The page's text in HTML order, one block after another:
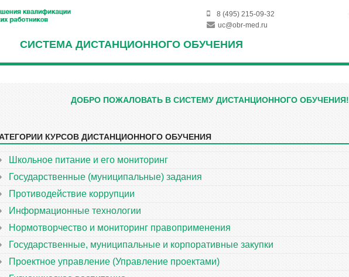
8 (495) 215-09-32
uc@obr-med.ru
СИСТЕМА ДИСТАНЦИОННОГО ОБУЧЕНИЯ
ДОБРО ПОЖАЛОВАТЬ В СИСТЕМУ ДИСТАНЦИОННОГО ОБУЧЕНИЯ!
КУРСОВ ДИСТАНЦИОННОГО ОБУЧЕНИЯ
Школьное питание и его мониторинг
Государственные (муниципальные) задания
Противодействие коррупции
Информационные технологии
Нормотворчество и мониторинг правоприменения
Государственные, муниципальные и корпоративные закупки
Проектное управление (Управление проектами)